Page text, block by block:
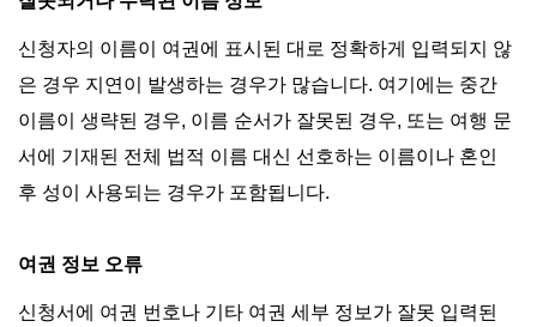
신청자의 이름이 여권에 표시된 대로 정확하게 입력되지 않
은 경우 지연이 발생하는 경우가 많습니다. 여기에는 중간
이름이 생략된 경우, 이름 순서가 잘못된 경우, 또는 여행 문
서에 기재된 전체 법적 이름 대신 선호하는 이름이나 혼인
후 성이 사용되는 경우가 포함됩니다.
여권 정보 오류
신청서에 여권 번호나 기타 여권 세부 정보가 잘못 입력된